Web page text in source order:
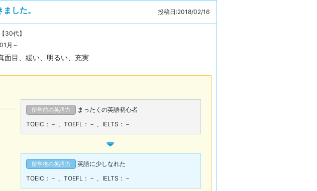
した。 投稿日:2018/02/16
30代】
月～
面目、緩い、明るい、充実
留学前の英語力
まったくの英語初心者
TOEIC：－
TOEFL：－ IELTS：－
留学後の英語力
英語に少しなれた
TOEIC：－
TOEFL：－ IELTS：－